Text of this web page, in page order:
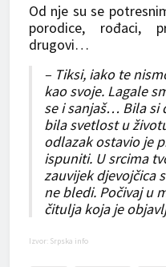
Od nje su se
porodice, rođaci,
drugovi…
– Tiksi, iako te
kao svoje. Lagale
se i sanjaš… Bila si
bila svetlost u
odlazak ostavio je
ispuniti. U srcima
zauvijek djevojčica
ne bledi. Počivaj u
čitulja koja je
Izvor: Srpska info